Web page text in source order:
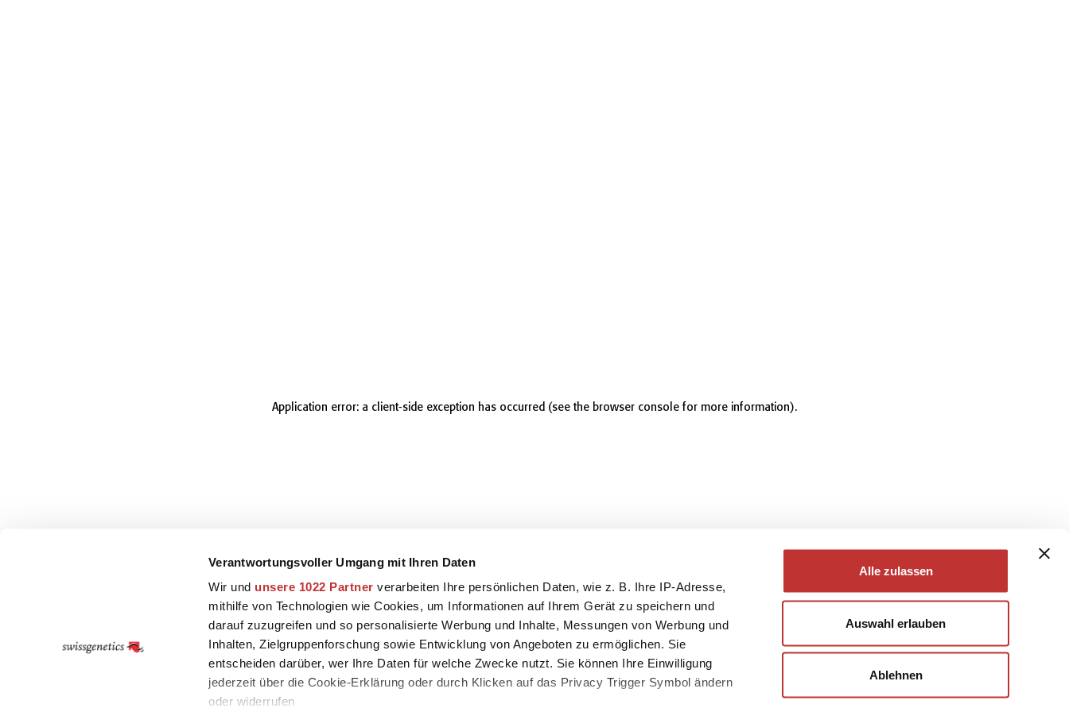
Verantwortungsvoller Umgang mit Ihren Daten
Wir und unsere 1022 Partner verarbeiten Ihre persönlichen Daten, wie z. B. Ihre IP-Adresse,
mithilfe von Technologien wie Cookies, um Informationen auf Ihrem Gerät zu speichern und
darauf zuzugreifen und so personalisierte Werbung und Inhalte, Messungen von Werbung und
Inhalten, Zielgruppenforschung sowie Entwicklung von Angeboten zu ermöglichen. Sie
entscheiden darüber, wer Ihre Daten für welche Zwecke nutzt. Sie können Ihre Einwilligung
jederzeit über die Cookie-Erklärung oder durch Klicken auf das Privacy Trigger Symbol ändern
oder widerrufen
Alle zulassen
Auswahl erlauben
Ablehnen
Application error: a client-side exception has occurred (see the browser console for more information).